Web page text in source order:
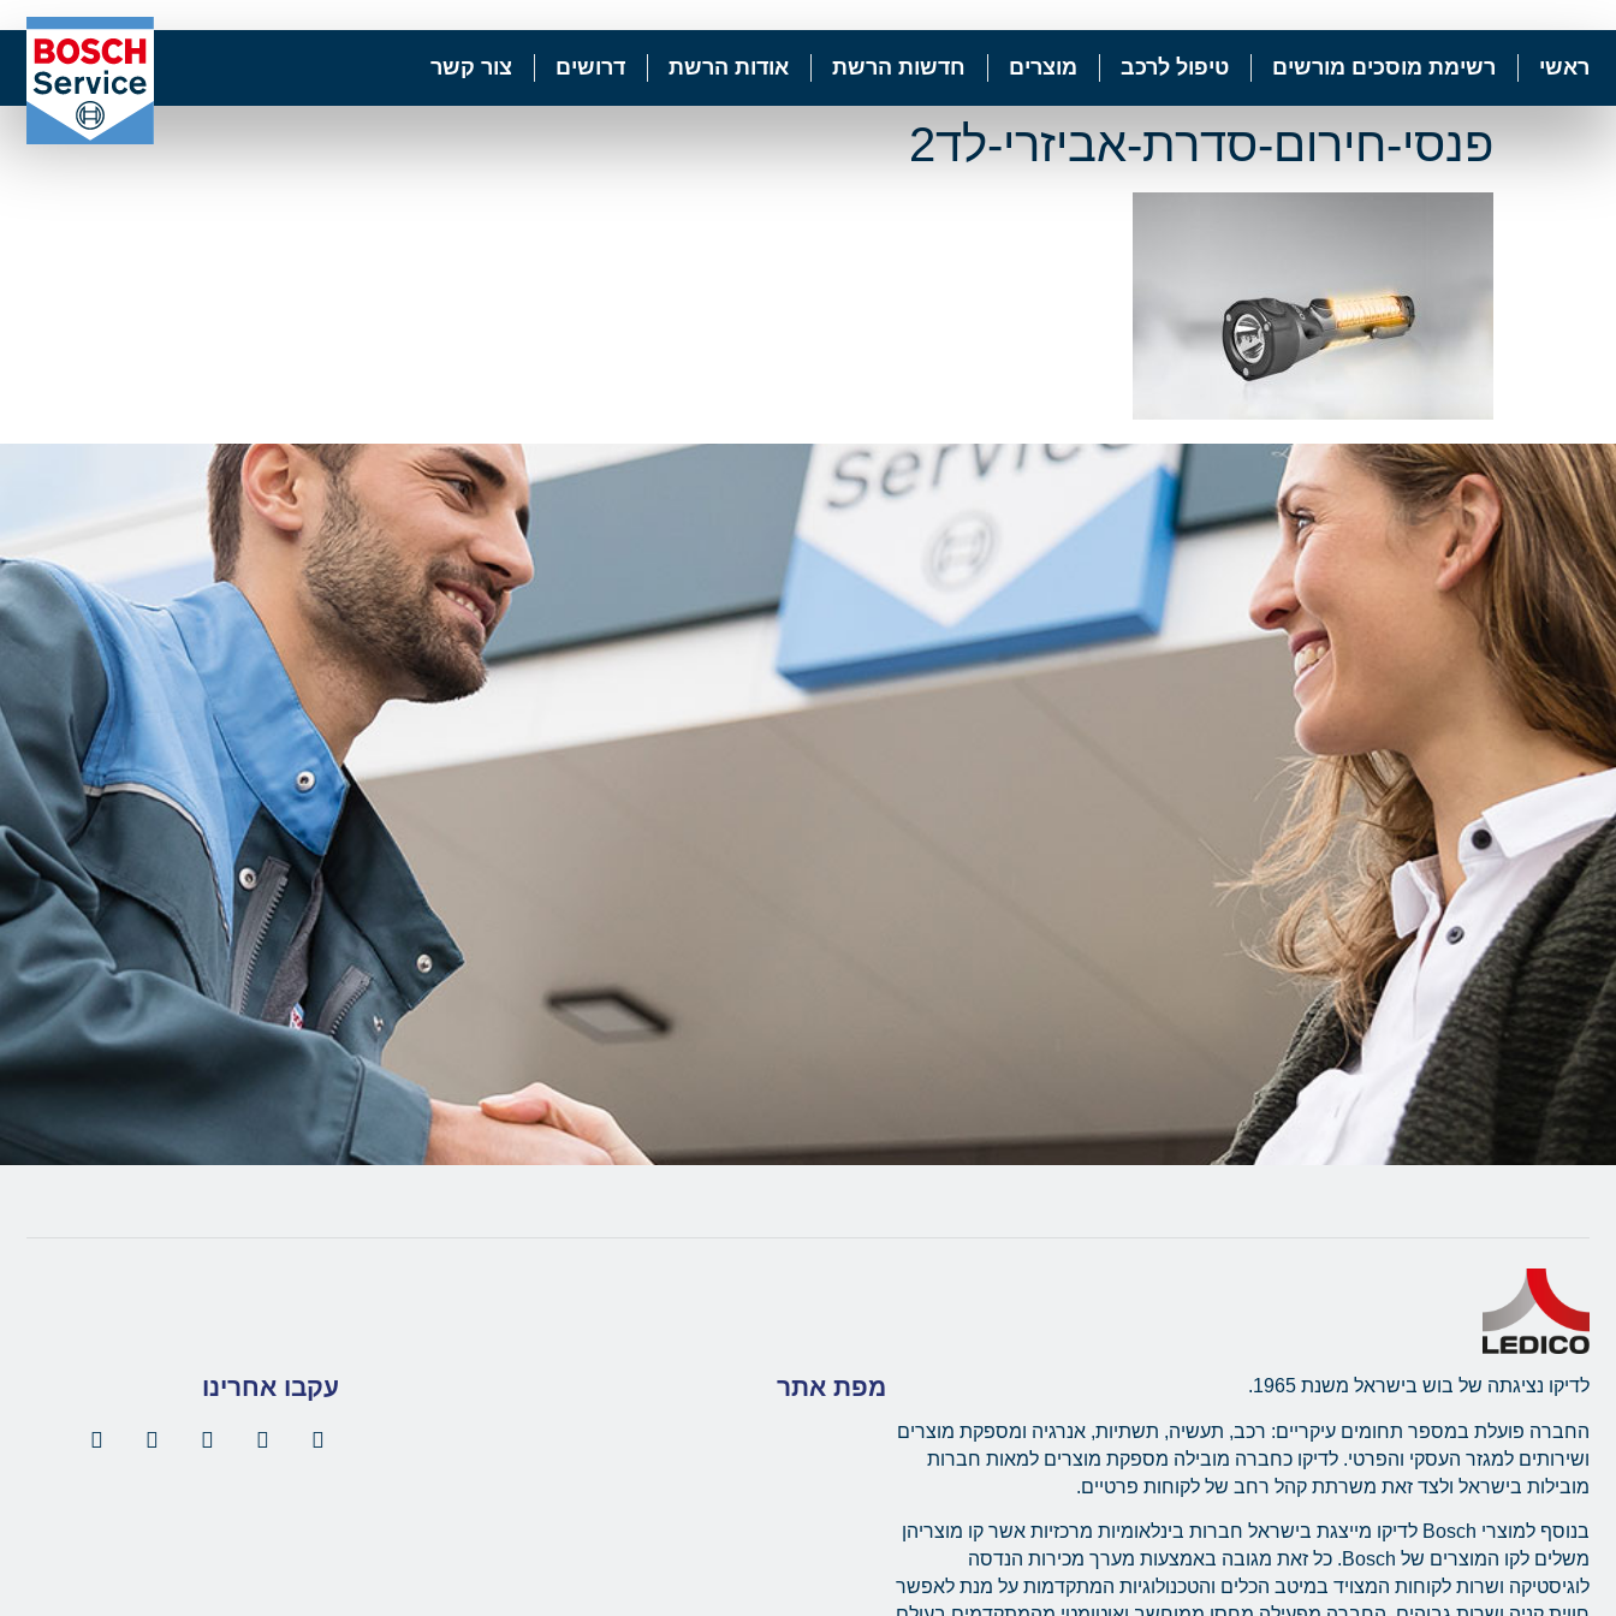
ראשי רשימת מוסכים מורשים טיפול לרכב מוצרים חדשות הרשת אודות הרשת דרושים צור קשר
פנסי-חירום-סדרת-אביזרי-לד2
לדיקו נציגתה של בוש בישראל משנת 1965.
החברה פועלת במספר תחומים עיקריים: רכב, תעשיה, תשתיות, אנרגיה ומספקת מוצרים
ושירותים למגזר העסקי והפרטי. לדיקו כחברה מובילה מספקת מוצרים למאות חברות
מובילות בישראל ולצד זאת משרתת קהל רחב של לקוחות פרטיים.
בנוסף למוצרי Bosch לדיקו מייצגת בישראל חברות בינלאומיות מרכזיות אשר קו מוצריהן
משלים לקו המוצרים של Bosch. כל זאת מגובה באמצעות מערך מכירות הנדסה
לוגיסטיקה ושרות לקוחות המצויד במיטב הכלים והטכנולוגיות המתקדמות על מנת לאפשר
מפת אתר עקבו אחרינו